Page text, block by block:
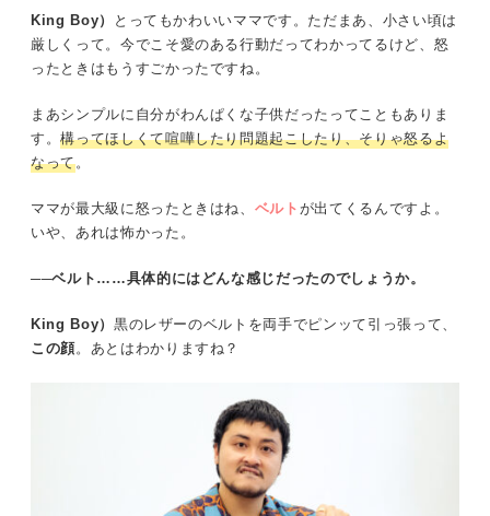
King Boy）
とってもかわいいママです。ただまあ、小さい頃は
厳しくって。今でこそ愛のある行動だってわかってるけど、怒
ったときはもうすごかったですね。
まあシンプルに自分がわんぱくな子供だったってこともありま
す。構ってほしくて喧嘩したり問題起こしたり、そりゃ怒るよ
なって。
ママが最大級に怒ったときはね、 ベルト が出てくるんですよ。
いや、あれは怖かった。
──ベルト……具体的にはどんな感じだったのでしょうか。
King Boy） 黒のレザーのベルトを両手でピンッて引っ張って、
この顔。あとはわかりますね？